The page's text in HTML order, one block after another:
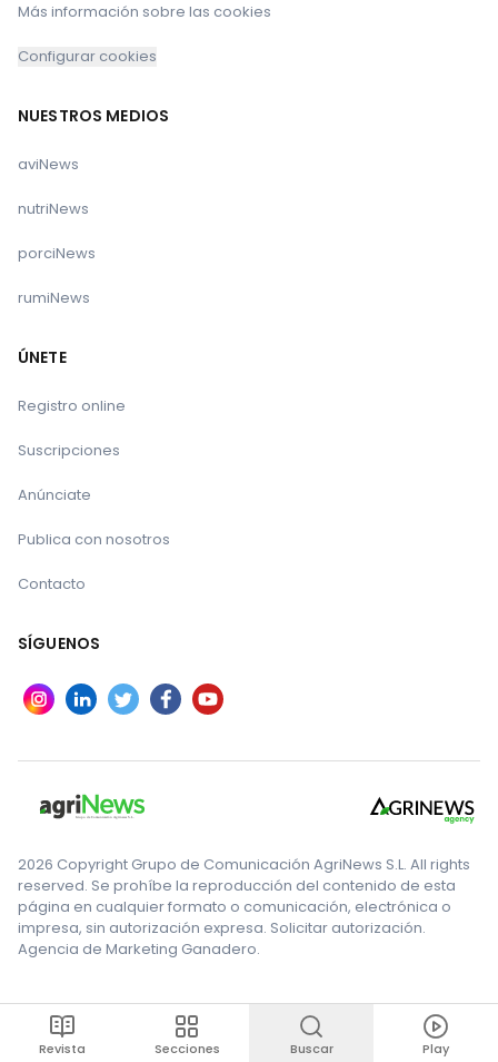
Revista Secciones Buscar Play
Más información sobre las cookies
Configurar cookies
NUESTROS MEDIOS
aviNews
nutriNews
porciNews
rumiNews
ÚNETE
Registro online
Suscripciones
Anúnciate
Publica con nosotros
Contacto
SÍGUENOS
2026 Copyright Grupo de Comunicación AgriNews S.L. All rights
reserved. Se prohíbe la reproducción del contenido de esta
página en cualquier formato o comunicación, electrónica o
impresa, sin autorización expresa. Solicitar autorización.
Agencia de Marketing Ganadero.